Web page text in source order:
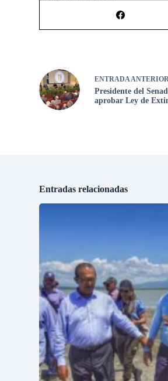
ENTRADA
Presidente del
aprobar Ley de
Entradas relacionadas